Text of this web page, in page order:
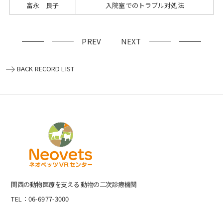
富永 良子 入院室でのトラブル対処法
PREV NEXT
BACK RECORD LIST
関⻄の動物医療を⽀える 動物の⼆次診療機関
TEL：06-6977-3000